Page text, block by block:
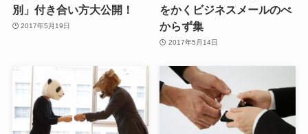
別」付き合い方大公開！
2017年5月19日
をかくビジネスメールのべ
からず集
2017年5月14日